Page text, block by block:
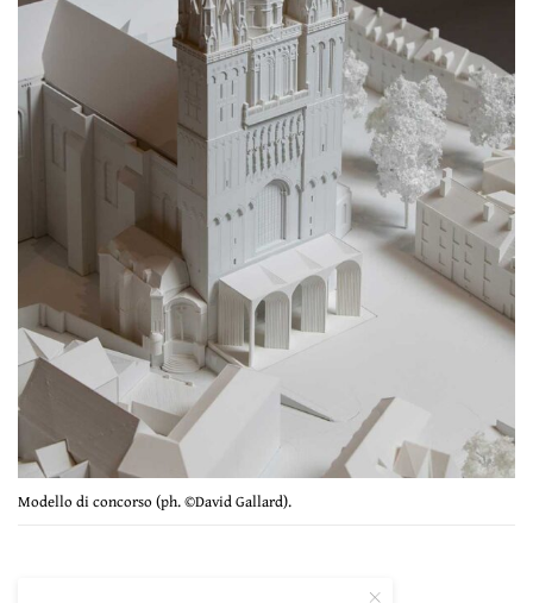
Modello di concorso (ph. ©David Gallard).